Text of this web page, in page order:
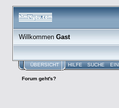
WillkommenGast
ÜBERSICHT HILFE SUCHE
Forum geht's?